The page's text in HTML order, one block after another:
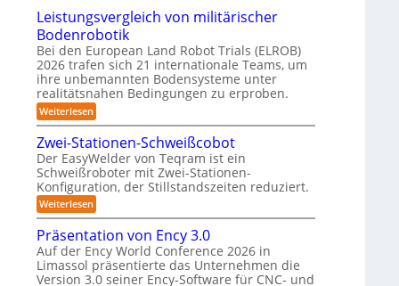
r
m
D
-
S
t
e
r
e
o
-
K
a
m
e
r
a
s
u
t
t
l
e
-
S
y
s
t
e
m
ü
r
R
Leistungsvergleich von militärischer
Bodenrobotik
Bei den European Land Robot Trials (ELROB)
2026 trafen sich 21 internationale Teams, um
ihre unbemannten Bodensysteme unter
realitätsnahen Bedingungen zu erproben.
Weiterlesen:
L
i
s
t
u
n
g
s
v
e
r
g
Zwei-Stationen-Schweißcobot
Der EasyWelder von Teqram ist ein
Schweißroboter mit Zwei-Stationen-
Konfiguration, der Stillstandszeiten reduziert.
Weiterlesen:
Z
w
e
i
-
S
Präsentation von Ency 3.0
Auf der Ency World Conference 2026 in
Limassol präsentierte das Unternehmen die
Version 3.0 seiner Ency-Software für CNC- und